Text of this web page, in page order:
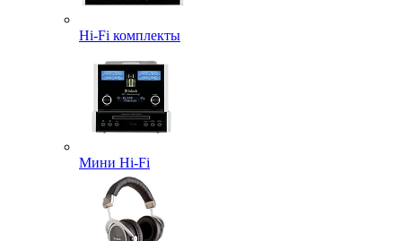
Hi-Fi комплекты
Мини Hi-Fi